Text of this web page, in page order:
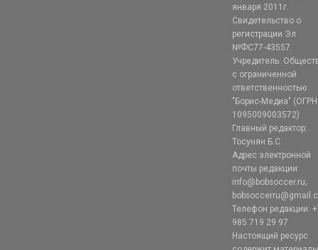
января 2011г.
Свидетельство о
регистрации Эл
№ФС77-43557.
Учредитель:
с ограниченной
ответственностью
"Борис-Медиа" (ОГРН
1095009003572)
Главный редактор:
Тосунян Б.С.
Адрес электронной
почты редакции:
info@bobsoccer.ru;
Телефон редакции:
985 719 29 97
Настоящий ресурс